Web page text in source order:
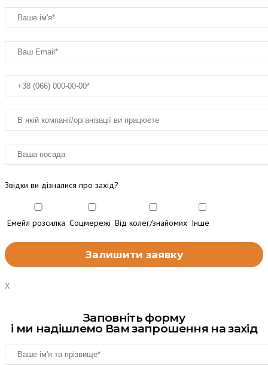
Звідки ви дізналися про захід?
Емейл розсилка Соцмережі Від колег/знайомих Інше
X
Заповніть форму
і ми надішлемо Вам запрошення на захід